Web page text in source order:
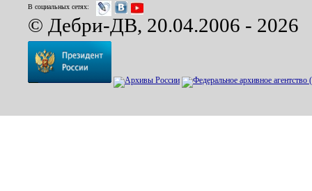
В социальных сетях:
© Дебри-ДВ, 20.04.2006 - 2026